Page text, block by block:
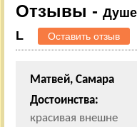
Отзывы -
L
Оставить отзыв
Матвей, Самара
Достоинства:
красивая внешне